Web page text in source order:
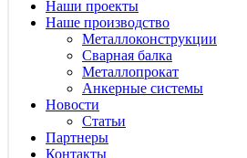
Наши проекты
Наше производство
Металлоконструкции
Сварная балка
Металлопрокат
Анкерные системы
Новости
Статьи
Партнеры
Контакты